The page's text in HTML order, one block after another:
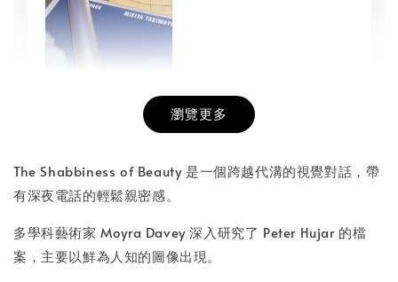
NT$ 50
NT$ 100
- +
加入購物車
瀏覽更多
The Shabbiness of Beauty 是一個跨越代溝的視覺對話，帶
有深夜電話的輕鬆親密感。
多學科藝術家 Moyra Davey 深入研究了 Peter Hujar 的檔
案，主要以鮮為人知的圖像出現。